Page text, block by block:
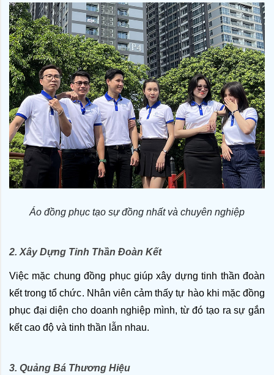
Áo đồng phục tạo sự đồng nhất và chuyên nghiệp
2. Xây Dựng Tinh Thần Đoàn Kết
Việc mặc chung đồng phục giúp xây dựng tinh thần đoàn
kết trong tổ chức. Nhân viên cảm thấy tự hào khi mặc đồng
phục đại diện cho doanh nghiệp mình, từ đó tạo ra sự gắn
kết cao độ và tinh thần lẫn nhau.
3. Quảng Bá Thương Hiệu